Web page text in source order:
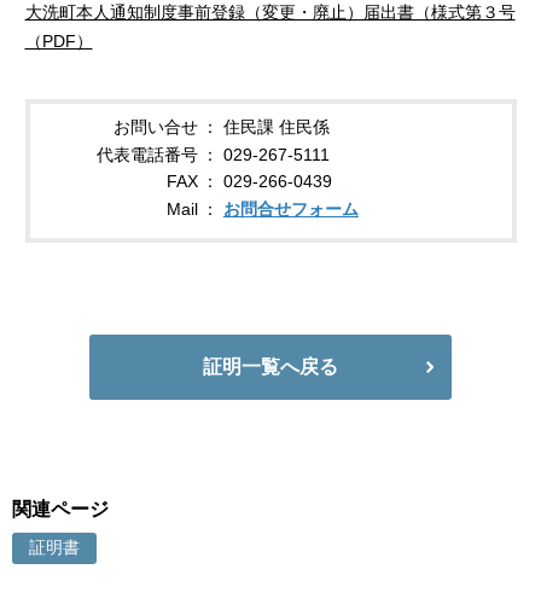
大洗町本人通知制度事前登録（変更・廃止）届出書（様式第３号
（PDF）
お問い合せ
住民課 住民係
代表電話番号
029-267-5111
FAX
029-266-0439
Mail
お問合せフォーム
証明一覧へ戻る
関連ページ
証明書